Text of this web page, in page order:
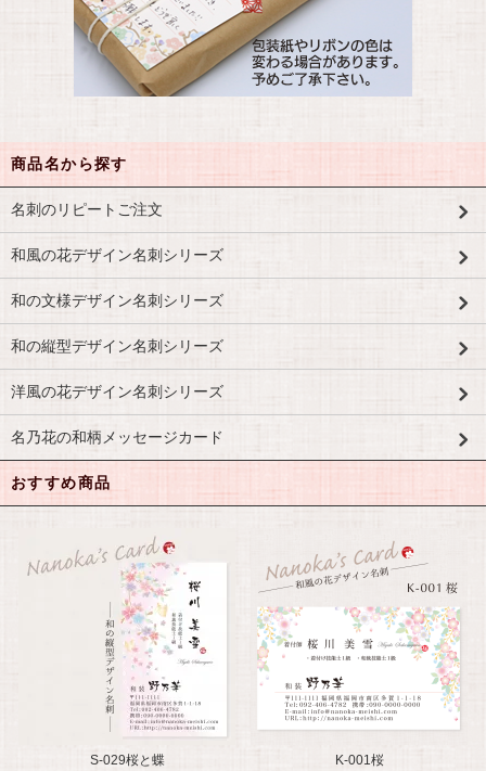
商品名から探す
名刺のリピートご注文
和風の花デザイン名刺シリーズ
和の文様デザイン名刺シリーズ
和の縦型デザイン名刺シリーズ
洋風の花デザイン名刺シリーズ
名乃花の和柄メッセージカード
おすすめ商品
S-029桜と蝶
K-001桜